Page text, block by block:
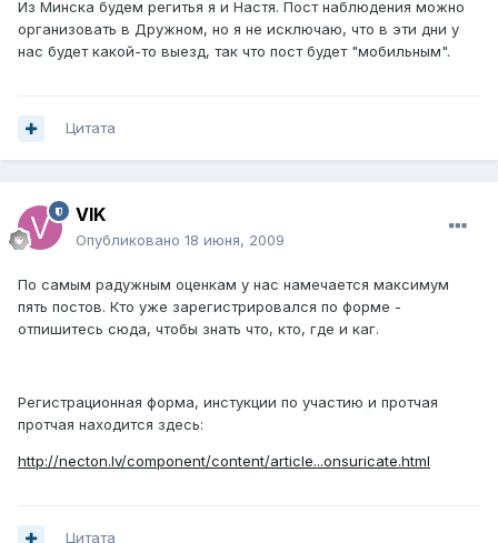
Из Минска будем регитья я и Настя. Пост наблюдения можно
организовать в Дружном, но я не исключаю, что в эти дни у
нас будет какой-то выезд, так что пост будет "мобильным".
Цитата
VIK
Опубликовано 18 июня, 2009
По самым радужным оценкам у нас намечается максимум
пять постов. Кто уже зарегистрировался по форме -
отпишитесь сюда, чтобы знать что, кто, где и каг.
Регистрационная форма, инстукции по участию и протчая
протчая находится здесь:
http://necton.lv/component/content/article...onsuricate.html
Цитата